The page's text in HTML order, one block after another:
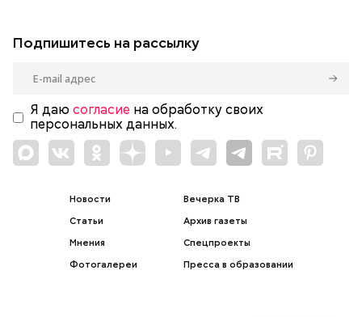
Подпишитесь на рассылку
Я даю согласие на обработку своих
персональных данных.
Новости
Статьи
Мнения
Фотогалереи
Вечерка ТВ
Архив газеты
Спецпроекты
Пресса в образовании